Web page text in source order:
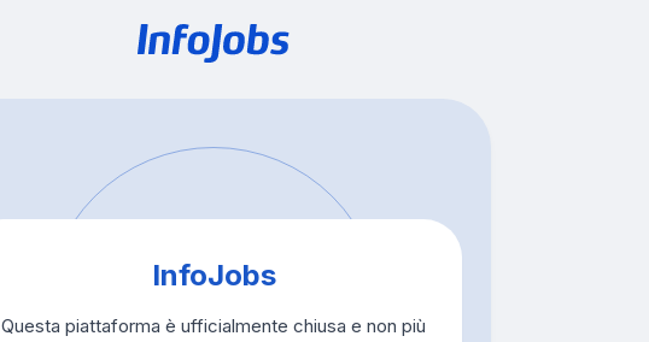
InfoJobs
Questa piattaforma è ufficialmente chiusa e non più